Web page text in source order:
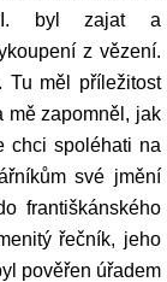
byl zajat a
z vězení.
Tu měl příležitost
mě zapomněl, jak
chci spoléhati na
své jmění
františkánského
řečník, jeho
pověřen úřadem